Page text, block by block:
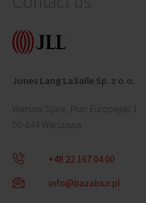
Jones Lang LaSalle Sp. z o.o.
Warsaw Spire, Plac Europejski 1
00-844 Warszawa
+48 22 167 04 00
info@bazabiur.pl